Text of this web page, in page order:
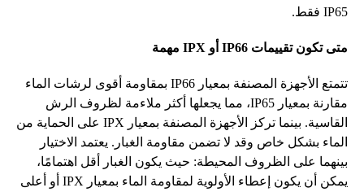
IP65 فقط.
متى تكون تقييمات أو مهمة
تتمتع الأجهزة المصنفة بمعيار بمقاومة أقوى لرشات الماء
مقارنة بمعيار مما يجعلها أكثر ملاءمة لظروف الرش
القاسية. بينما تركز الأجهزة المصنفة بمعيار على الحماية من
الماء بشكل خاص وقد لا تضمن مقاومة الغبار . يعتمد الاختيار
بينهما على الظروف المحيطة: حيث يكون الغبار أقل اهتمامًا،
يمكن أن يكون إعطاء الأولوية لمقاومة الماء بمعيار أو
أعلى